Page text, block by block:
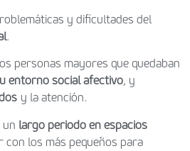
y dificultades del
.
personas mayores que quedaban
entorno social afectivo, y
y la atención.
un largo periodo en espacios
con los más pequeños para